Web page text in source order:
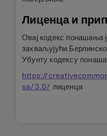
Лиценца и
Овај кодекс понашања
захваљујући
Убунту кодексу
https://
sa/3.0/ лиценца